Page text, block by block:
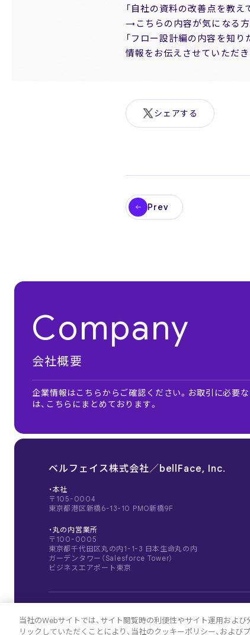
「自社の資料の改善点を教え
→こちらの内容が気になる
「フロー設計編の内容を知り
情報をお伝えさせていただき
シェアする
Prev
Company
会社概要
企業情報はこちらからご確認ください。お取引に必要
は、こちらにまとめております。
ベルフェイス株式会社／bellFace, Inc.
・本社
〒105-0004
東京都港区新橋6-13-10 PMO新橋9F
・丸の内営業所
〒100-0005
東京都千代田区丸の内1-1-3 日本生命丸の内
ガーデンタワー（Salesforce Tower）
ビジネスエアポート東京
当社のWebサイトでは、サイト閲覧時の利便性やサイト運用および
リックしていただくことにより、当社のクッキーポリシー、およ